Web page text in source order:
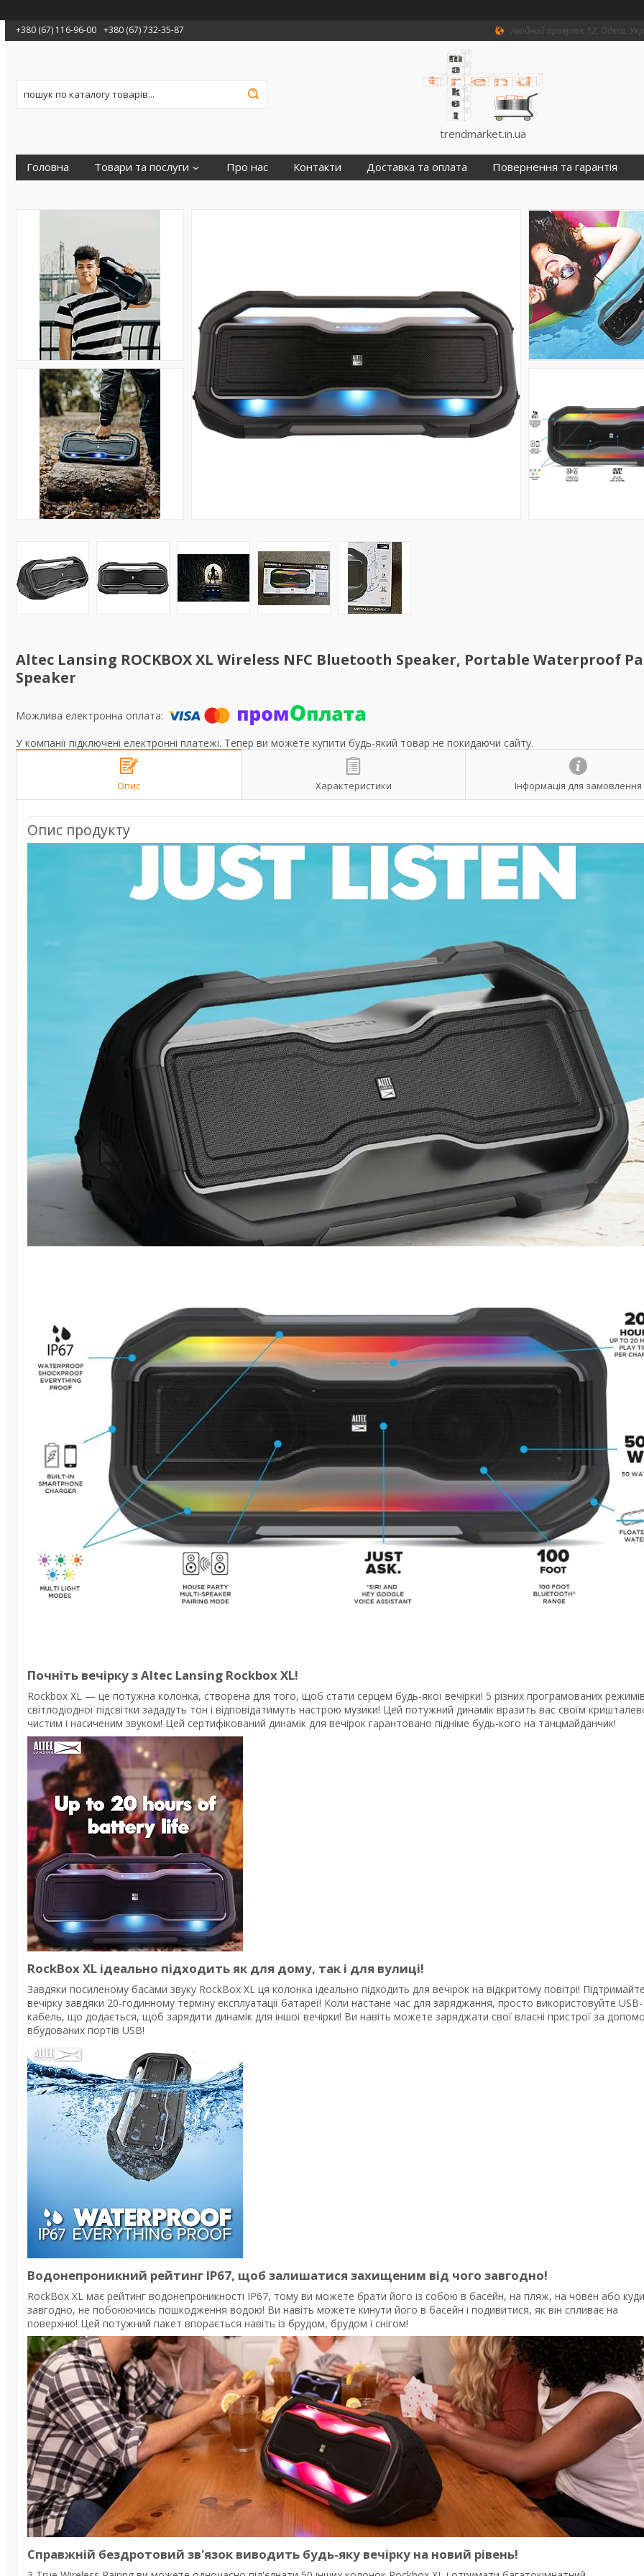
+380 (67) 116-96-00 +380 (67) 732-35-87 Хвойний провулок 12, Одеса,
trendmarket.in.ua
Головна Товари та послуги Про нас Контакти Доставка та оплата Повернення та гарантія
Altec Lansing ROCKBOX XL Wireless NFC Bluetooth Speaker, Portable Waterproof
Speaker
У компанії підключені електронні платежі. Тепер ви можете купити будь-який товар не покидаючи сайту.
Опис Характеристики Інформація для замовлення
Опис продукту
Почніть вечірку з Altec Lansing Rockbox XL!
Rockbox XL — це потужна колонка, створена для того, щоб стати серцем будь-якої вечірки! 5 різних програмованих
світлодіодної підсвітки зададуть тон і відповідатимуть настрою музики! Цей потужний динамік вразить вас своїм
чистим і насиченим звуком! Цей сертифікований динамік для вечірок гарантовано підніме будь-кого на танцмайданчик!
RockBox XL ідеально підходить як для дому, так і для вулиці!
Завдяки посиленому басами звуку RockBox XL ця колонка ідеально підходить для вечірок на відкритому повітрі!
вечірку завдяки 20-годинному терміну експлуатації батареї! Коли настане час для заряджання, просто використовуйте USB-
кабель, що додається, щоб зарядити динамік для іншої вечірки! Ви навіть можете заряджати свої власні пристрої за
вбудованих портів USB!
Водонепроникний рейтинг IP67, щоб залишатися захищеним від чого завгодно!
RockBox XL має рейтинг водонепроникності IP67, тому ви можете брати його із собою в басейн, на пляж, на човен або куди
завгодно, не побоюючись пошкодження водою! Ви навіть можете кинути його в басейн і подивитися, як він спливає на
поверхню! Цей потужний пакет впорається навіть із брудом, брудом і снігом!
Справжній бездротовий зв'язок виводить будь-яку вечірку на новий рівень!